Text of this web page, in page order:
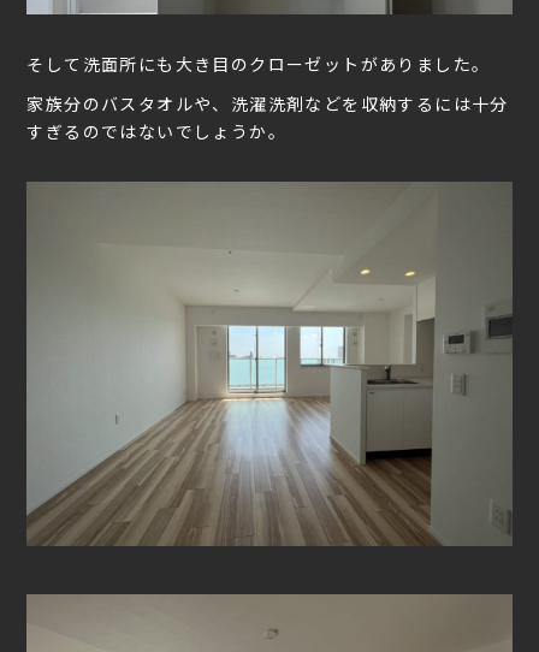
そして洗面所にも大き目のクローゼットがありました。
家族分のバスタオルや、洗濯洗剤などを収納するには十分
すぎるのではないでしょうか。